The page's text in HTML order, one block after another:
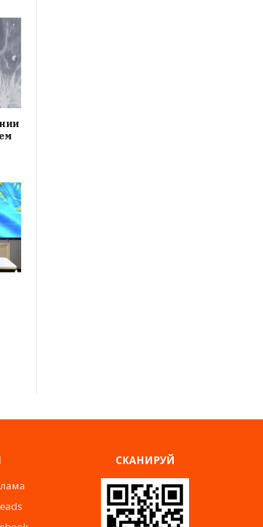
СКАНИРУЙ